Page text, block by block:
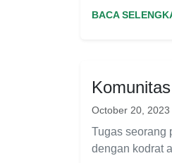
BACA
October 20, 2023
Tugas seorang
dengan kodrat